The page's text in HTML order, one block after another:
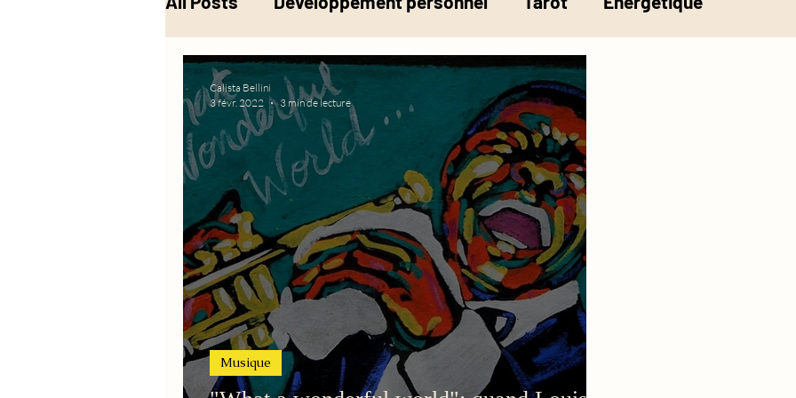
Musique Alchimie la pesée de l'âme
Musique
Calista Bellini
3 févr. 2022
3 min de lecture